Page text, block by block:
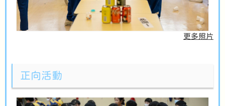
更多照片
正向活動